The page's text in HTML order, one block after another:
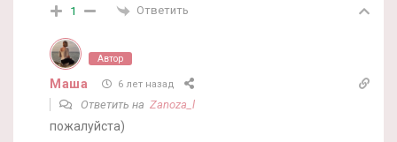
1 Ответить
Автор
Маша 6 лет назад
Ответить на Zanoza_l
пожалуйста)